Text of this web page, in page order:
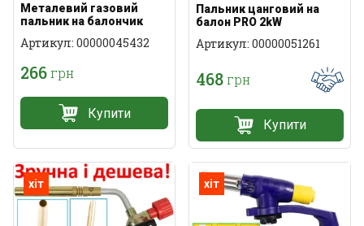
Металевий газовий
пальник на балончик
Артикул: 00000045432
266грн
Купити
Пальник цанговий на
балон PRO 2kW
Артикул: 00000051261
468грн
Купити
хіт хіт